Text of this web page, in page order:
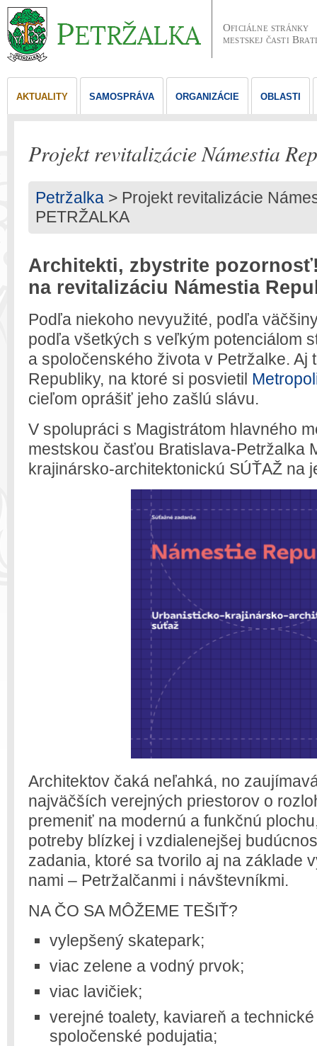
Oficiálne stránky
mestskej časti
AKTUALITY SAMOSPRÁVA ORGANIZÁCIE OBLASTI
Projekt revitalizácie Námestia
Petržalka > Projekt revitalizácie
PETRŽALKA
Architekti, zbystrite
na revitalizáciu Námestia
Podľa niekoho nevyužité, podľa
podľa všetkých s veľkým potenciálom
a spoločenského života v Petržalke. Aj
Republiky, na ktoré si posvietil
cieľom oprášiť jeho zašlú slávu.
V spolupráci s Magistrátom hlavného
mestskou časťou Bratislava-Petržalka
krajinársko-architektonickú SÚŤAŽ na
Architektov čaká neľahká, no
najväčších verejných priestorov o
premeniť na modernú a funkčnú
potreby blízkej i vzdialenejšej
zadania, ktoré sa tvorilo aj na základe
nami – Petržalčanmi i návštevníkmi.
NA ČO SA MÔŽEME TEŠIŤ?
vylepšený skatepark;
viac zelene a vodný prvok;
viac lavičiek;
verejné toalety, kaviareň a
spoločenské podujatia;